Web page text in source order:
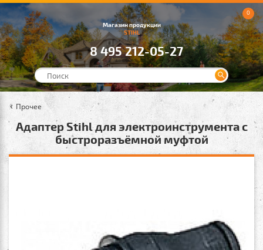
Магазин продукции
STIHL
8 495 212-05-27
0
Прочее
Адаптер Stihl для электроинструмента с
быстроразъёмной муфтой